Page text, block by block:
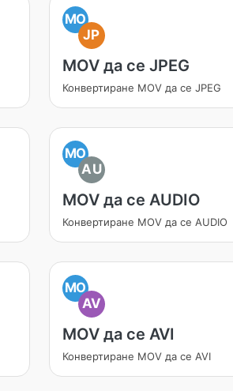
MO
JP
MOV да се JPEG
Конвертиране MOV да се JPEG
MO
AU
MOV да се AUDIO
Конвертиране MOV да се AUDIO
MO
AV
MOV да се AVI
Конвертиране MOV да се AVI